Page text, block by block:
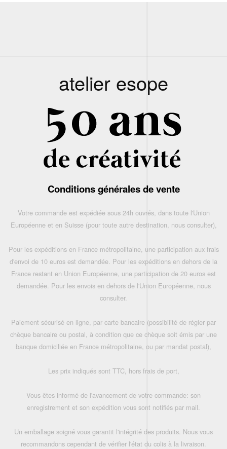
atelier esope
Conditions générales de vente
Votre commande est expédiée sous 24h ouvrés, dans toute l'Union
Européenne et en Suisse (pour toute autre destination, nous consulter),
Pour les expéditions en France métropolitaine, une participation aux frais
d'envoi de 10 euros est demandée. Pour les expéditions en dehors de la
France restant en Union Européenne, une participation de 20 euros est
demandée. Pour les envois en dehors de l'Union Européenne, nous
consulter.
Paiement sécurisé en ligne, par carte bancaire (possibilité de régler par
chèque bancaire ou postal, à condition que ce chèque soit émis par une
banque domiciliée en France métropolitaine, ou par mandat postal),
Les prix indiqués sont TTC, hors frais de port,
Vous êtes informé de l'avancement de votre commande: son
enregistrement et son expédition vous sont notifiés par mail.
Un emballage soigné vous garantit l'intégrité des produits. Nous vous
recommandons cependant de vérifier l'état du colis à la livraison.